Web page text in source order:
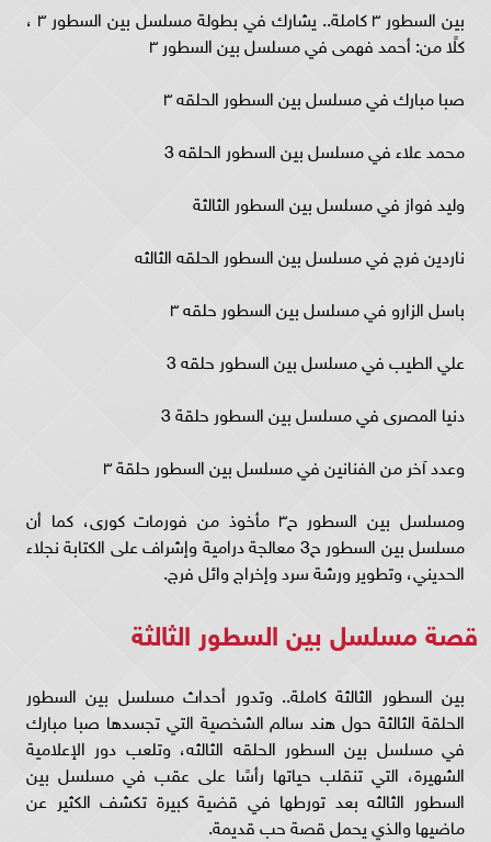
بين السطور ٣ كاملة.. يشارك في بطولة مسلسل بين السطور ٣ ،
كلًا من: أحمد فهمى في مسلسل بين السطور ٣
صبا مبارك في مسلسل بين السطور الحلقه ٣
محمد علاء في مسلسل بين السطور الحلقه 3
وليد فواز في مسلسل بين السطور الثالثة
ناردين فرج في مسلسل بين السطور الحلقه الثالثه
باسل الزارو في مسلسل بين السطور حلقه ٣
علي الطيب في مسلسل بين السطور حلقه 3
دنيا المصرى في مسلسل بين السطور حلقة 3
وعدد آخر من الفنانين في مسلسل بين السطور حلقة ٣
ومسلسل بين السطور ح٣ مأخوذ من فورمات كورى، كما أن
مسلسل بين السطور ح3 معالجة درامية وإشراف على الكتابة نجلاء
الحديني، وتطوير ورشة سرد وإخراج وائل فرج.
قصة مسلسل بين السطور الثالثة
بين السطور الثالثة كاملة.. وتدور أحداث مسلسل بين السطور
الحلقة الثالثة حول هند سالم الشخصية التي تجسدها صبا مبارك
في مسلسل بين السطور الحلقه الثالثه، وتلعب دور الإعلامية
الشهيرة، التي تنقلب حياتها رأسًا على عقب في مسلسل بين
السطور الثالثه بعد تورطها في قضية كبيرة تكشف الكثير عن
ماضيها والذي يحمل قصة حب قديمة.